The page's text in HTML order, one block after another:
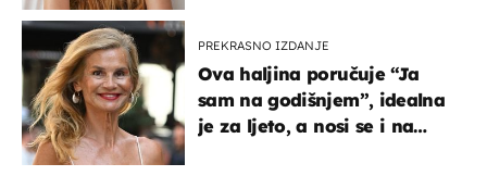
PREKRASNO IZDANJE
Ova haljina poručuje “Ja
sam na godišnjem”, idealna
je za ljeto, a nosi se i na